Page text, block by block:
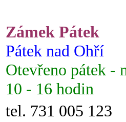
Zámek Pátek
Pátek nad Ohří
Otevřeno pátek -
10 - 16 hodin
tel. 731 005 123